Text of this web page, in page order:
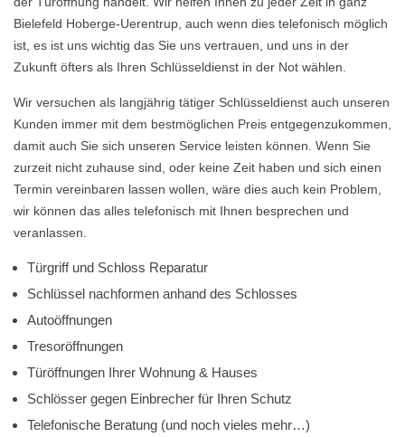
Bielefeld Hoberge-Uerentrup, auch wenn dies telefonisch möglich
ist, es ist uns wichtig das Sie uns vertrauen, und uns in der
Zukunft öfters als Ihren Schlüsseldienst in der Not wählen.
Wir versuchen als langjährig tätiger Schlüsseldienst auch unseren
Kunden immer mit dem bestmöglichen Preis entgegenzukommen,
damit auch Sie sich unseren Service leisten können. Wenn Sie
zurzeit nicht zuhause sind, oder keine Zeit haben und sich einen
Termin vereinbaren lassen wollen, wäre dies auch kein Problem,
wir können das alles telefonisch mit Ihnen besprechen und
veranlassen.
Türgriff und Schloss Reparatur
Schlüssel nachformen anhand des Schlosses
Autoöffnungen
Tresoröffnungen
Türöffnungen Ihrer Wohnung & Hauses
Schlösser gegen Einbrecher für Ihren Schutz
Telefonische Beratung (und noch vieles mehr…)